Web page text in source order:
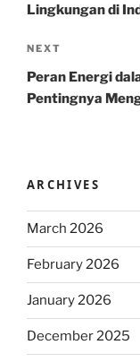
Lingkungan di
Next
Post
NEXT
Peran Energi
Pentingnya
ARCHIVES
March 2026
February 2026
January 2026
December 2025